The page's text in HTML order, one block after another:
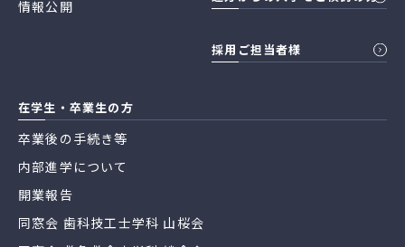
情報公開
採用ご担当者様
在学生・卒業生の方
卒業後の手続き等
内部進学について
開業報告
同窓会 歯科技工士学科 山桜会